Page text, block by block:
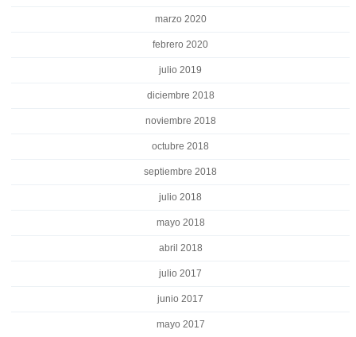
marzo 2020
febrero 2020
julio 2019
diciembre 2018
noviembre 2018
octubre 2018
septiembre 2018
julio 2018
mayo 2018
abril 2018
julio 2017
junio 2017
mayo 2017